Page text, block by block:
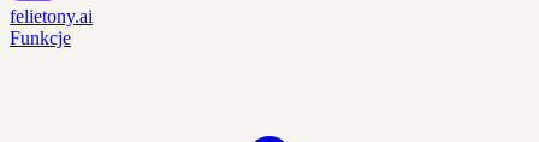
felietony.ai
Funkcje